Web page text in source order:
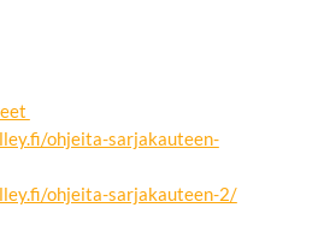
ohjeita-sarjakauteen-
ohjeita-sarjakauteen-2/